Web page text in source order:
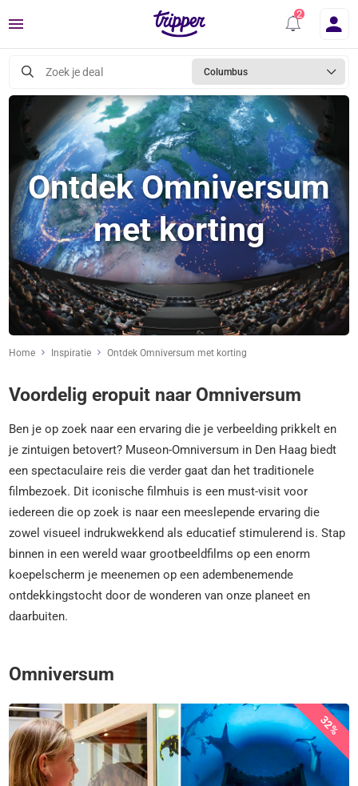
Menu
Zoek je deal Columbus
Ontdek Omniversum
met korting
Home Inspiratie Ontdek Omniversum met korting
Voordelig eropuit naar Omniversum
Ben je op zoek naar een ervaring die je verbeelding prikkelt en
je zintuigen betovert? Museon-Omniversum in Den Haag biedt
een spectaculaire reis die verder gaat dan het traditionele
filmbezoek. Dit iconische filmhuis is een must-visit voor
iedereen die op zoek is naar een meeslepende ervaring die
zowel visueel indrukwekkend als educatief stimulerend is. Stap
binnen in een wereld waar grootbeeldfilms op een enorm
koepelscherm je meenemen op een adembenemende
ontdekkingstocht door de wonderen van onze planeet en
daarbuiten.
Omniversum
32%